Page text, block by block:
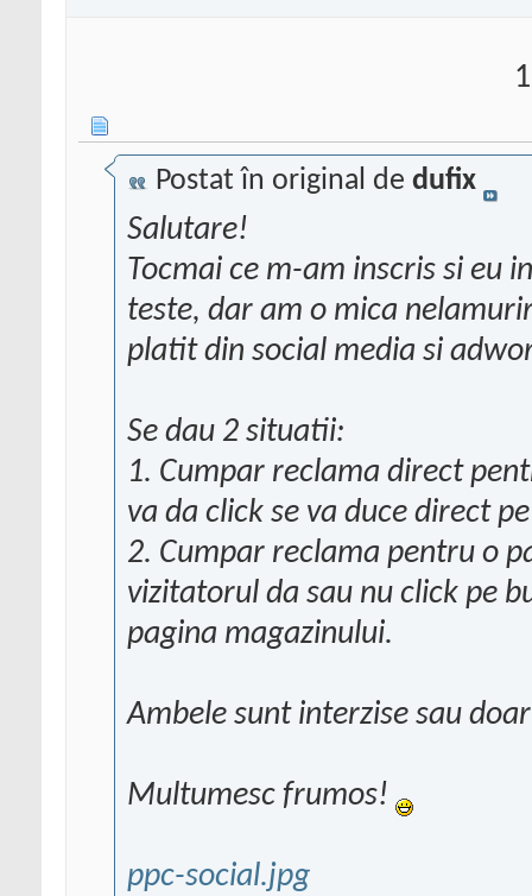
Postat în original de dufix
Salutare!
Tocmai ce m-am inscris si eu
teste, dar am o mica
platit din social media si
Se dau 2 situatii:
1. Cumpar reclama direct
va da click se va duce direct
2. Cumpar reclama pentru o
vizitatorul da sau nu click pe
pagina magazinului.
Ambele sunt interzise sau
Multumesc frumos!
ppc-social.jpg